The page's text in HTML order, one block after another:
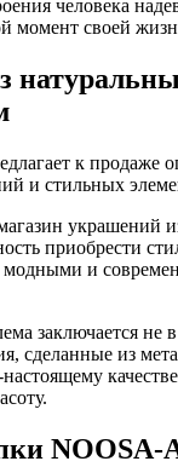
человека
момент своей
к продаже
и стильных
украшений
приобрести
модными и
заключается не
сделанные из
NOOSA-